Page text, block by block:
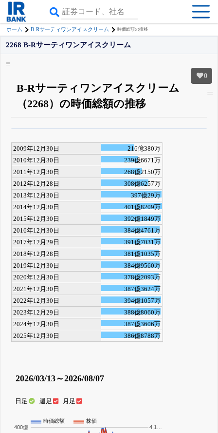
ホーム B-Rサーティワンアイスクリーム 時価総額の推移
0
2268 B-Rサーティワンアイスクリーム
B-Rサーティワンアイスクリーム
（2268）の時価総額の推移
詳しく見られる無料でβ版をはじめる
登録すると永久30%OFFと米株版の先行利用も付きます
2009年12月30日
216億380万
2010年12月30日
239億6671万
2011年12月30日
268億2150万
2012年12月28日
308億6257万
2013年12月30日
397億29万
2014年12月30日
401億8209万
2015年12月30日
392億1849万
2016年12月30日
384億4761万
2017年12月29日
391億7031万
2018年12月28日
381億1035万
2019年12月30日
384億9560万
2020年12月30日
378億2093万
2021年12月30日
387億3624万
2022年12月30日
394億1057万
2023年12月29日
388億8060万
2024年12月30日
387億3606万
2025年12月30日
386億8788万
2026/03/13～2026/08/07
日足 週足 月足
時価総額 株価
400億 4,1…